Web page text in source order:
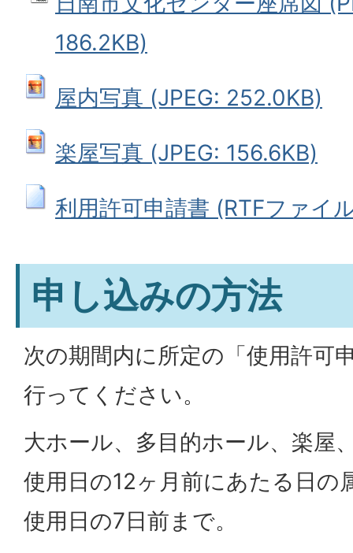
186.2KB)
屋内写真 (JPEG: 252.0KB)
楽屋写真 (JPEG: 156.6KB)
利用許可申請書 (RTFファイ
申し込みの方法
次の期間内に所定の「使用許可
行ってください。
大ホール、多目的ホール、楽屋
使用日の12ヶ月前にあたる日の
使用日の7日前まで。